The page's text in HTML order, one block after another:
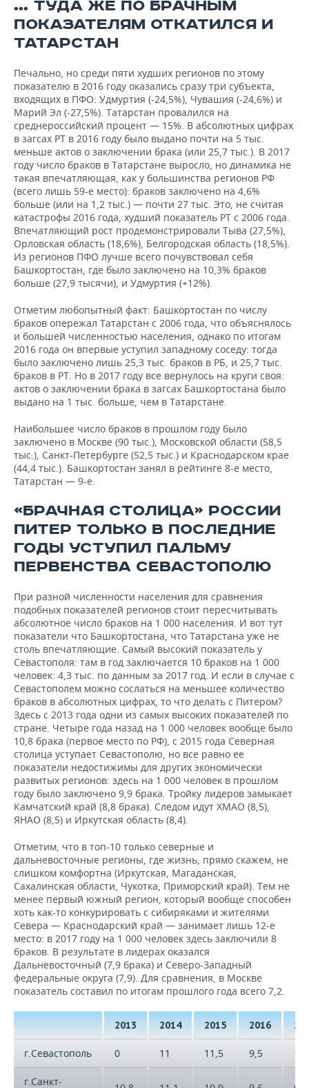
Тюменская
область
32
602
36
749
33
959
652
Ростовская
Республика
Башкортостан
30
915
35
635
32
649
34
348
… ТУДА ЖЕ ПО БРАЧНЫМ
ПОКАЗАТЕЛЯМ ОТКАТИЛСЯ И
ТАТАРСТАН
Печально, но среди пяти худших регионов по этому
показателю в 2016 году оказались сразу три субъекта,
входящих в ПФО: Удмуртия (-24,5%), Чувашия (-24,6%) и
Марий Эл (-27,5%). Татарстан провалился на
среднероссийский процент — 15%. В абсолютных цифрах
в загсах РТ в 2016 году было выдано почти на 5 тыс.
меньше актов о заключении брака (или 25,7 тыс.). В 2017
году число браков в Татарстане выросло, но динамика не
такая впечатляющая, как у большинства регионов РФ
(всего лишь 59-е место): браков заключено на 4,6%
больше (или на 1,2 тыс.) — почти 27 тыс. Это, не считая
катастрофы 2016 года, худший показатель РТ с 2006 года.
Впечатляющий рост продемонстрировали Тыва (27,5%),
Орловская область (18,6%), Белгородская область (18,5%).
Из регионов ПФО лучше всего почувствовал себя
Башкортостан, где было заключено на 10,3% браков
больше (27,9 тысячи), и Удмуртия (+12%).
Отметим любопытный факт: Башкортостан по числу
браков опережал Татарстан с 2006 года, что объяснялось
и большей численностью населения, однако по итогам
2016 года он впервые уступил западному соседу: тогда
было заключено лишь 25,3 тыс. браков в РБ, и 25,7 тыс.
браков в РТ. Но в 2017 году все вернулось на круги своя:
актов о заключении брака в загсах Башкортостана было
выдано на 1 тыс. больше, чем в Татарстане.
Наибольшее число браков в прошлом году было
заключено в Москве (90 тыс.), Московской области (58,5
тыс.), Санкт-Петербурге (52,5 тыс.) и Краснодарском крае
(44,4 тыс.). Башкортостан занял в рейтинге 8-е место,
Татарстан — 9-е.
«БРАЧНАЯ СТОЛИЦА» РОССИИ
ПИТЕР ТОЛЬКО В ПОСЛЕДНИЕ
ГОДЫ УСТУПИЛ ПАЛЬМУ
ПЕРВЕНСТВА СЕВАСТОПОЛЮ
При разной численности населения для сравнения
подобных показателей регионов стоит пересчитывать
абсолютное число браков на 1 000 населения. И вот тут
показатели что Башкортостана, что Татарстана уже не
столь впечатляющие. Самый высокий показатель у
Севастополя: там в год заключается 10 браков на 1 000
человек: 4,3 тыс. по данным за 2017 год. И если в случае с
Севастополем можно сослаться на меньшее количество
браков в абсолютных цифрах, то что делать с Питером?
Здесь с 2013 года одни из самых высоких показателей по
стране. Четыре года назад на 1 000 человек вообще было
10,8 брака (первое место по РФ), с 2015 года Северная
столица уступает Севастополю, но все равно ее
показатели недостижимы для других экономически
развитых регионов: здесь на 1 000 человек в прошлом
году было заключено 9,9 брака. Тройку лидеров замыкает
Камчатский край (8,8 брака). Следом идут ХМАО (8,5),
ЯНАО (8,5) и Иркутская область (8,4).
Отметим, что в топ-10 только северные и
дальневосточные регионы, где жизнь, прямо скажем, не
слишком комфортна (Иркутская, Магаданская,
Сахалинская области, Чукотка, Приморский край). Тем не
менее первый южный регион, который вообще способен
хоть как-то конкурировать с сибиряками и жителями
Севера — Краснодарский край — занимает лишь 12-е
место: в 2017 году на 1 000 человек здесь заключили 8
браков. В результате в лидерах оказался
Дальневосточный (7,9 брака) и Северо-Западный
федеральные округа (7,9). Для сравнения, в Москве
показатель составил по итогам прошлого года всего 7,2.
2013 2014 2015 2016
г.Севастополь 0 11 11,5 9,5 10
г.Санкт-